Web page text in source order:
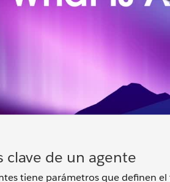
clave de un agente
tiene parámetros que definen